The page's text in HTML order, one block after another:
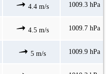
4.4 m/s 1009.3 hPa
4.5 m/s 1009.7 hPa
5 m/s 1009.9 hPa